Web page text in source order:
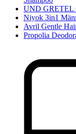
UND GRETEL
Niyok 3in1
Avril Gentle
Propolia